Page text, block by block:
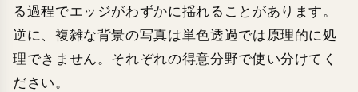
る過程でエッジがわずかに揺れることがあります。
逆に、複雑な背景の写真は単色透過では原理的に処
理できません。それぞれの得意分野で使い分けてく
ださい。